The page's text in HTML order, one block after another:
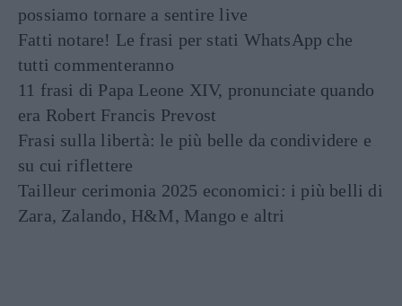
possiamo tornare a sentire live
Fatti notare! Le frasi per stati WhatsApp che
tutti commenteranno
11 frasi di Papa Leone XIV, pronunciate quando
era Robert Francis Prevost
Frasi sulla libertà: le più belle da condividere e
su cui riflettere
Tailleur cerimonia 2025 economici: i più belli di
Zara, Zalando, H&M, Mango e altri